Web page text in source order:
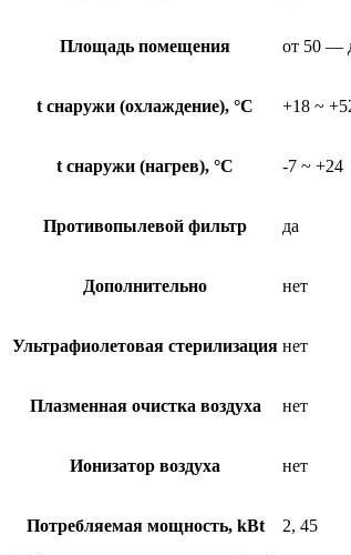
Площадь помещения от 50 —
t снаружи (охлаждение), °C +18 ~
t снаружи (нагрев), °C -7 ~ +24
Противопылевой фильтр да
Дополнительно нет
Ультрафиолетовая стерилизация нет
Плазменная очистка воздуха нет
Ионизатор воздуха нет
Потребляемая мощность, kBt 2, 45